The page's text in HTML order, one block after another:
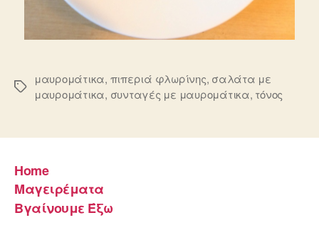
Ετικέτες
μαυρομάτικα, πιπεριά φλωρίνης, σαλάτα με
μαυρομάτικα, συνταγές με μαυρομάτικα, τόνος
Home
Μαγειρέματα
Βγαίνουμε Έξω